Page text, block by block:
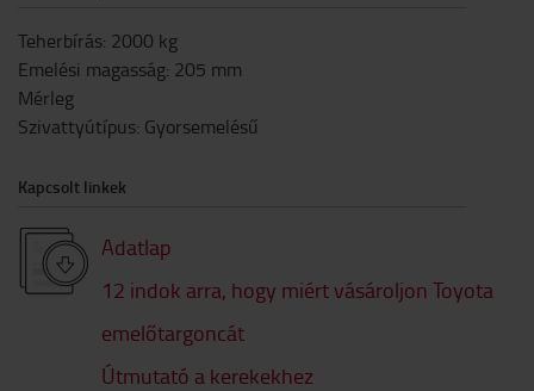
Teherbírás: 2000 kg
Emelési magasság: 205 mm
Mérleg
Szivattyútípus: Gyorsemelésű
Kapcsolt linkek
Adatlap
12 indok arra, hogy miért vásároljon Toyota
emelőtargoncát
Útmutató a kerekekhez